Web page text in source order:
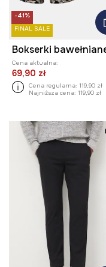
-41%
FINAL SALE
Cena aktualna:
69,90 zł
Cena regularna: 119,90 zł
Najniższa cena: 119,90 zł